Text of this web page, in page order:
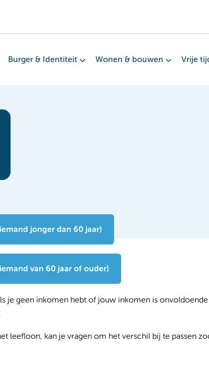
Burger & Identiteit Wonen & bouwen Vrije
jonger dan 60 jaar)
van 60 jaar of ouder)
je geen inkomen hebt of jouw inkomen is
leefloon, kan je vragen om het verschil bij te passen